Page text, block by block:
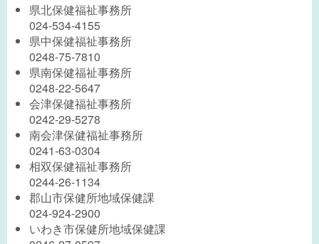
県北保健福祉事務所
024-534-4155
県中保健福祉事務所
0248-75-7810
県南保健福祉事務所
0248-22-5647
会津保健福祉事務所
0242-29-5278
南会津保健福祉事務所
0241-63-0304
相双保健福祉事務所
0244-26-1134
郡山市保健所地域保健課
024-924-2900
いわき市保健所地域保健課